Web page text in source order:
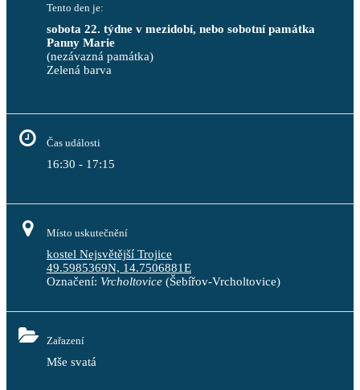
Tento den je:
sobota 22. týdne v mezidobí, nebo sobotní památka
Panny Marie
(nezávazná památka)
Zelená barva
Čas události
16:30 - 17:15
Místo uskutečnění
kostel Nejsvětější Trojice
49.5985369N, 14.7506881E
Označení: Vrcholtovice (Šebířov-Vrcholtovice)
Zařazení
Mše svatá